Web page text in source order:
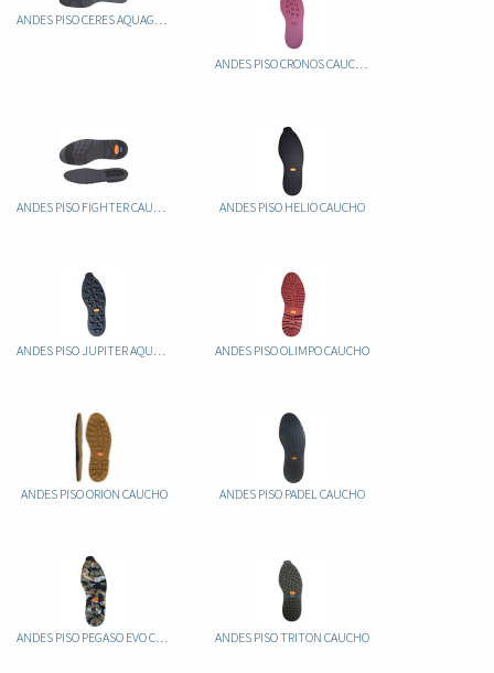
ANDES PISO CRONOS CAUCHO
ANDES PISO FIGHTER CAUCHO ANDES PISO HELIO CAUCHO
ANDES PISO JUPITER AQUAGRIP CAUCHO ANDES PISO OLIMPO CAUCHO
ANDES PISO ORION CAUCHO ANDES PISO PADEL CAUCHO
ANDES PISO PEGASO EVO CAUCHO ANDES PISO TRITON CAUCHO